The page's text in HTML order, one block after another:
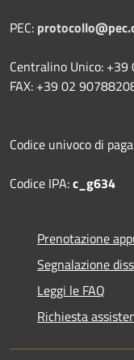
PEC:
Centralino Unico:
FAX: +39 02
Codice univoco di
Codice IPA:c_g634
Prenotazione
Segnalazione
Leggi le FAQ
Richiesta